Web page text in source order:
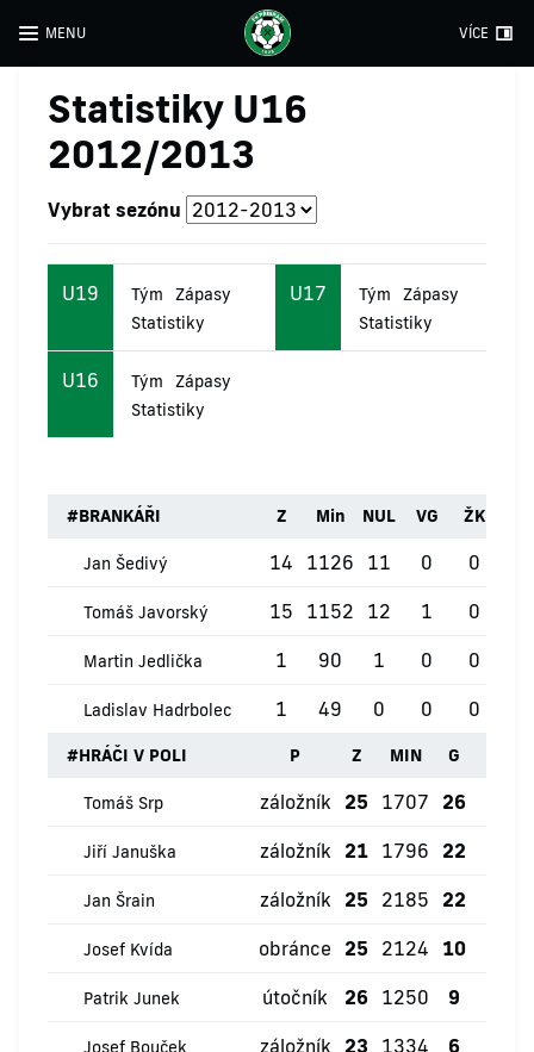
MENU VÍCE
Statistiky U16
2012/2013
Vybrat sezónu
U19 Tým
Zápasy
Statistiky
U17 Tým
Zápasy
Statistiky
U16 Tým
Zápasy
Statistiky
#BRANKÁŘI Z Min NUL VG ŽK
Jan Šedivý 14 1126 11 0 0
Tomáš Javorský 15 1152 12 1 0
Martin Jedlička 1 90 1 0 0
Ladislav Hadrbolec 1 49 0 0 0
#HRÁČI V POLI P Z MIN G
Tomáš Srp záložník 25 1707 26
Jiří Januška záložník 21 1796 22
Jan Šrain záložník 25 2185 22
Josef Kvída obránce 25 2124 10
Patrik Junek útočník 26 1250 9
Josef Bouček záložník 23 1334 6